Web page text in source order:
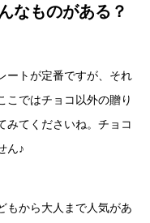
なものがある？
ートが定番ですが、それ
こではチョコ以外の贈り
みてくださいね。チョコ
ん♪
もから大人まで人気があ